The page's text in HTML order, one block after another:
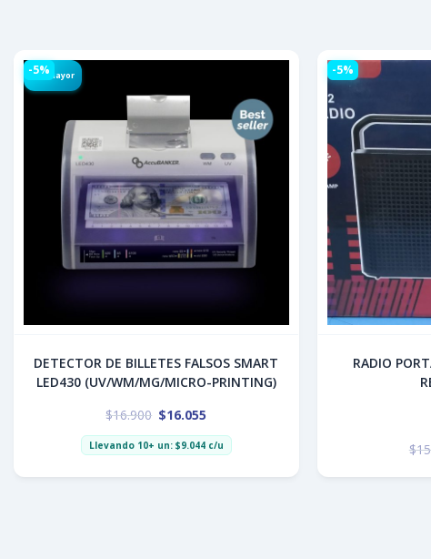
Por Mayor
-5%
DETECTOR DE BILLETES FALSOS SMART
LED430 (UV/WM/MG/MICRO-PRINTING)
$16.900 $16.055
Llevando 10+ un: $9.044c/u
-5%
RADIO PORTATIL
$